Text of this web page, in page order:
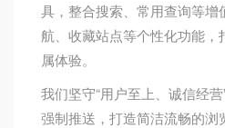
具，整合搜索、常用查询等增
航、收藏站点等个性化功能
属体验。
我们坚守“用户至上、诚信经
强制推送，打造简洁流畅的浏